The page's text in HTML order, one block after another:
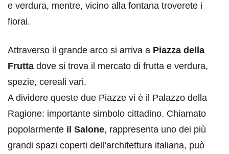
e verdura, mentre, vicino alla fontana troverete i
fiorai.
Attraverso il grande arco si arriva a Piazza della
Frutta dove si trova il mercato di frutta e verdura,
spezie, cereali vari.
A dividere queste due Piazze vi è il Palazzo della
Ragione: importante simbolo cittadino. Chiamato
popolarmente il Salone, rappresenta uno dei più
grandi spazi coperti dell’architettura italiana, può